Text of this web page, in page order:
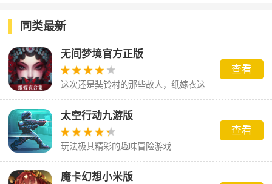
同类最新
无间梦境官方正版
这次还是奘铃村的那些故人，纸嫁衣这
场梦到底会怎么样呢。
查看
太空行动九游版
玩法极其精彩的趣味冒险游戏
查看
魔卡幻想小米版